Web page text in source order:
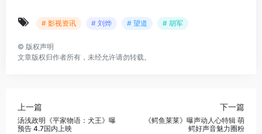
# 影视资讯 # 刘烨 # 望道 # 胡军
© 版权声明
文章版权归作者所有，未经允许请勿转载。
上一篇
汤浅政明《平家物语：犬王》曝
预告 4.7国内上映
下一篇
《鳄鱼莱莱》曝声动人心特辑 萌
鳄好声音魅力圈粉